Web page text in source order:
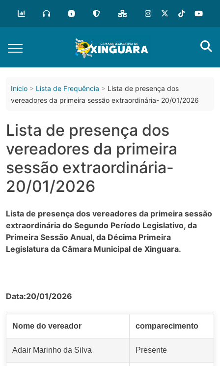
conteúdo
Início Lista de Frequência
Lista de presença dos
vereadores da primeira sessão extraordinária- 20/01/2026
Lista de presença dos
vereadores da primeira
sessão extraordinária-
20/01/2026
Lista de presença dos vereadores da primeira sessão
extraordinária do Segundo Período Legislativo, da
Primeira Sessão Anual, da Décima Primeira
Legislatura da Câmara Municipal de Xinguara.
Data:20/01/2026
Nome do vereador comparecimento
Adair Marinho da Silva Presente